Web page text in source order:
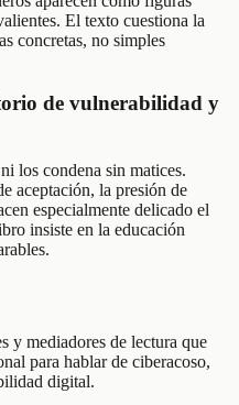
El texto cuestiona la
concretas, no simples
de vulnerabilidad y
los condena sin matices.
aceptación, la presión de
especialmente delicado el
insiste en la educación
y mediadores de lectura que
para hablar de ciberacoso,
digital.